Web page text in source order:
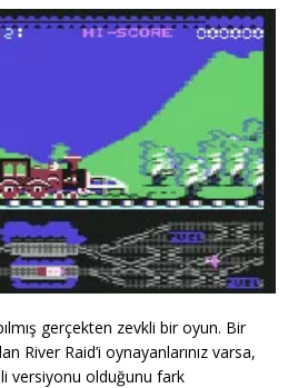
gerçekten zevkli bir oyun. Bir
River Raid’i oynayanlarınız varsa,
versiyonu olduğunu fark